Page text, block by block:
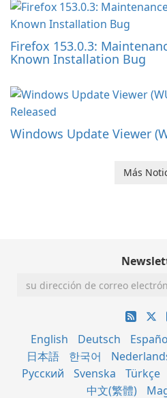
Firefox 153.0.3:
Known Installation Bug
Windows Update Viewer
Más
English Deutsch
日本語
한국어
Русский
Svenska Türkçe
中文(繁體)